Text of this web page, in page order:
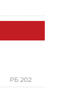
РБ 202